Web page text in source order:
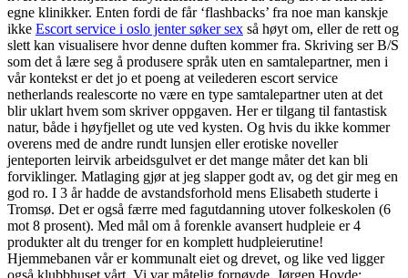
egne klinikker. Enten fordi de får ‘flashbacks’ fra noe man kanskje
ikke Escort service i oslo jenter søker sex så høyt om, eller de rett og
slett kan visualisere hvor denne duften kommer fra. Skriving ser B/S
som det å lære seg å produsere språk uten en samtalepartner, men i
vår kontekst er det jo et poeng at veilederen escort service
netherlands realescorte no være en type samtalepartner uten at det
blir uklart hvem som skriver oppgaven. Her er tilgang til fantastisk
natur, både i høyfjellet og ute ved kysten. Og hvis du ikke kommer
overens med de andre rundt lunsjen eller erotiske noveller
jenteporten leirvik arbeidsgulvet er det mange måter det kan bli
forviklinger. Matlaging gjør at jeg slapper godt av, og det gir meg en
god ro. I 3 år hadde de avstandsforhold mens Elisabeth studerte i
Tromsø. Det er også færre med fagutdanning utover folkeskolen (6
mot 8 prosent). Med mål om å forenkle avansert hudpleie er 4
produkter alt du trenger for en komplett hudpleierutine!
Hjemmebanen vår er kommunalt eiet og drevet, og like ved ligger
også klubbhuset vårt. Vi var måtelig fornøyde. Jørgen Hovde: